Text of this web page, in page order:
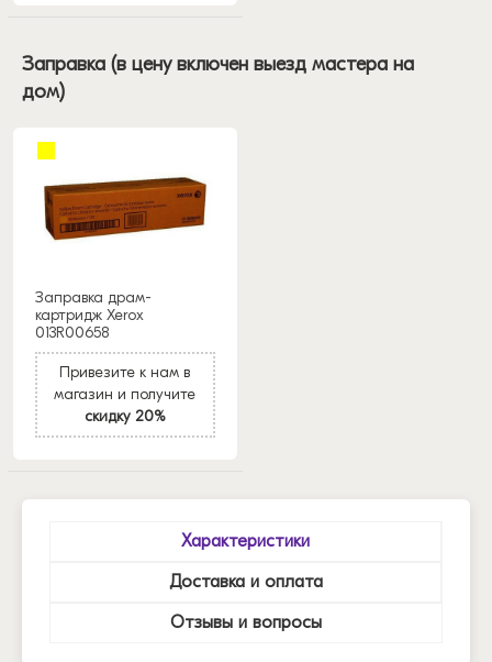
Заправка (в цену включен выезд мастера на
дом)
Заправка драм-
картридж Xerox
013R00658
Привезите к нам в
магазин и получите
скидку 20%
Характеристики
Доставка и оплата
Отзывы и вопросы